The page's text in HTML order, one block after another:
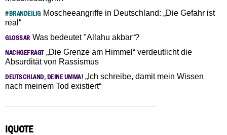
#BRANDEILIGMoscheeangriffe in Deutschland: „Die Gefahr ist
real“
GLOSSAR Was bedeutet "Allahu akbar“?
NACHGEFRAGT„Die Grenze am Himmel“ verdeutlicht die
Absurdität von Rassismus
DEUTSCHLAND, DEINE UMMA! „Ich schreibe, damit mein Wissen
nach meinem Tod existiert“
IQUOTE